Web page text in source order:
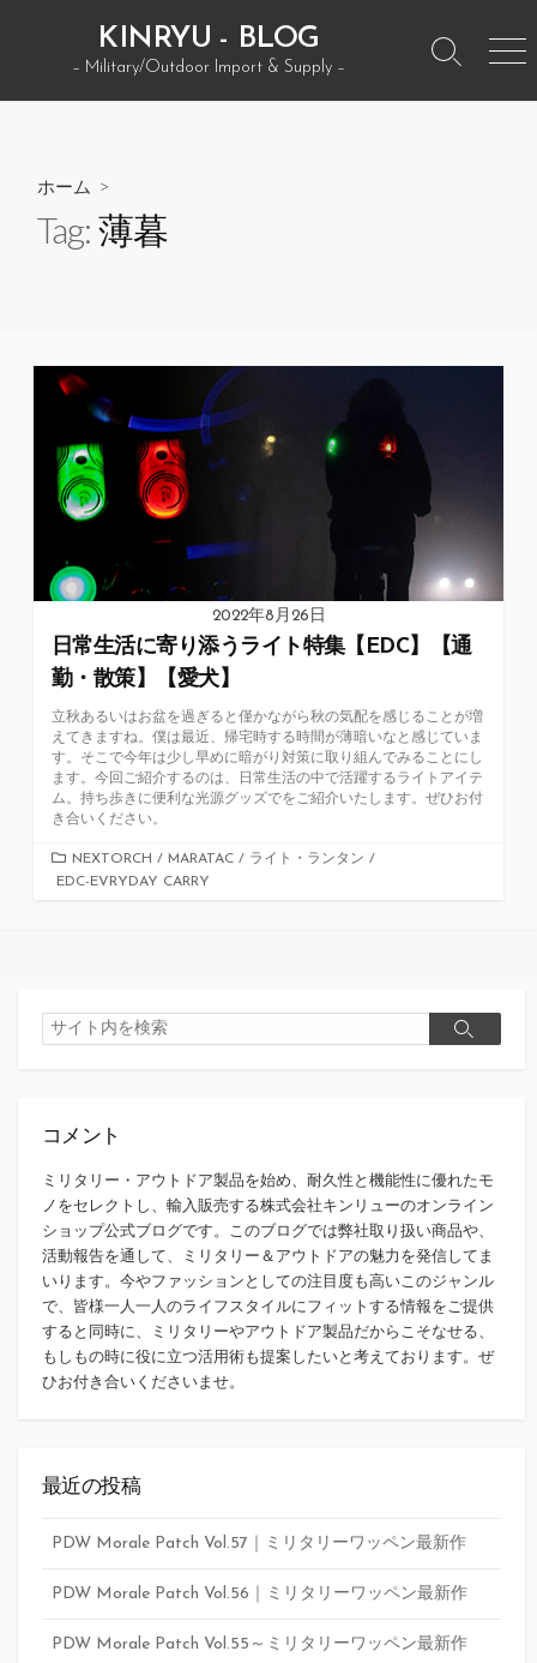
ン
KINRYU - BLOG
– Military/Outdoor Import & Supply –
検
メ
ホーム >
Tag:薄暮
2022年8月26日
日常生活に寄り添うライト特集【EDC】【通
勤・散策】【愛犬】
立秋あるいはお盆を過ぎると僅かながら秋の気配を感じることが増
えてきますね。僕は最近、帰宅時する時間が薄暗いなと感じていま
す。そこで今年は少し早めに暗がり対策に取り組んでみることにし
ます。今回ご紹介するのは、日常生活の中で活躍するライトアイテ
ム。持ち歩きに便利な光源グッズでをご紹介いたします。ぜひお付
き合いください。
カ
テ
NEXTORCH / MARATAC / ライト・ランタン /
EDC-EVRYDAY CARRY
検
索
検
コメント
ミリタリー・アウトドア製品を始め、耐久性と機能性に優れたモ
ノをセレクトし、輸入販売する株式会社キンリューのオンライン
ショップ公式ブログです。このブログでは弊社取り扱い商品や、
活動報告を通して、ミリタリー＆アウトドアの魅力を発信してま
いります。今やファッションとしての注目度も高いこのジャンル
で、皆様一人一人のライフスタイルにフィットする情報をご提供
すると同時に、ミリタリーやアウトドア製品だからこそなせる、
もしもの時に役に立つ活用術も提案したいと考えております。ぜ
ひお付き合いくださいませ。
最近の投稿
PDW Morale Patch Vol.57｜ミリタリーワッペン最新作
PDW Morale Patch Vol.56｜ミリタリーワッペン最新作
PDW Morale Patch Vol.55～ミリタリーワッペン最新作